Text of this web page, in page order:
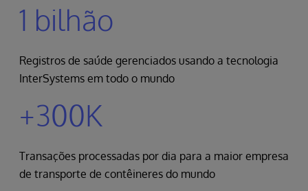
1 bilhão
Registros de saúde gerenciados usando a tecnologia
InterSystems em todo o mundo
+300K
Transações processadas por dia para a maior empresa
de transporte de contêineres do mundo